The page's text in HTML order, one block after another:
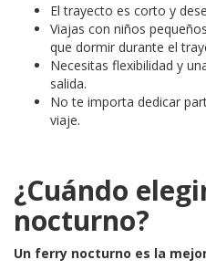
El trayecto es corto y
Viajas con niños
que dormir durante el
Necesitas flexibilidad y
salida.
No te importa dedicar
viaje.
¿Cuándo
nocturno?
Un ferry nocturno es la